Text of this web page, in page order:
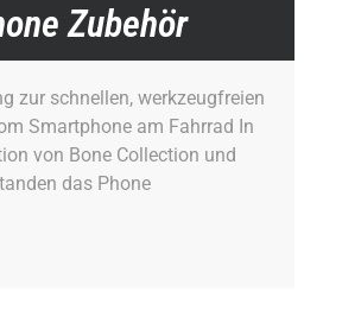
Zubehör
zur schnellen, werkzeugfreien
Smartphone am Fahrrad In
von Bone Collection und
das Phone